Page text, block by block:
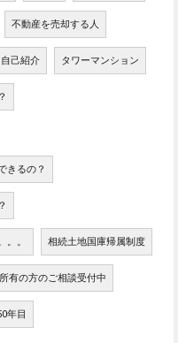
不動産を売却する人
自己紹介 タワーマンション
きるの？
。。 相続土地国庫帰属制度
有の方のご相談受付中
年目